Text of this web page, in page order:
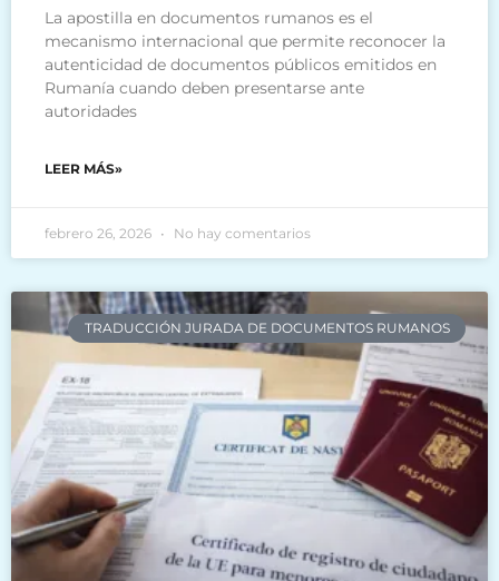
La apostilla en documentos rumanos es el
mecanismo internacional que permite reconocer la
autenticidad de documentos públicos emitidos en
Rumanía cuando deben presentarse ante
autoridades
LEER MÁS»
febrero 26, 2026 No hay comentarios
TRADUCCIÓN JURADA DE DOCUMENTOS RUMANOS